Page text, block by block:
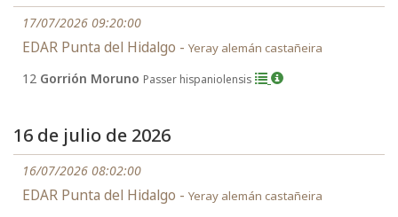
17/07/2026 09:20:00
EDAR Punta del Hidalgo - Yeray alemán castañeira
12 Gorrión Moruno Passer hispaniolensis
16 de julio de 2026
16/07/2026 08:02:00
EDAR Punta del Hidalgo - Yeray alemán castañeira